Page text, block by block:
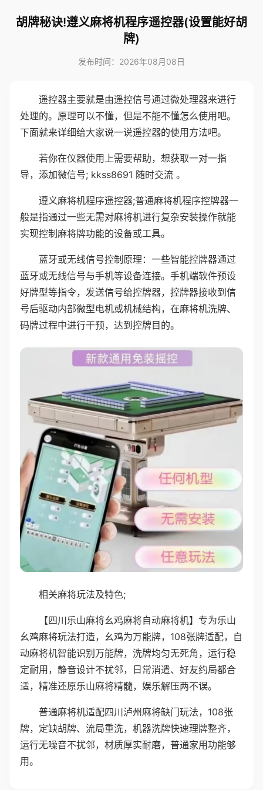
胡牌秘诀!遵义麻将机程序遥控器(设置能好胡
牌)
发布时间：2026年08月08日
遥控器主要就是由遥控信号通过微处理器来进行
处理的。原理可以不懂，但是不能不懂怎么使用吧。
下面就来详细给大家说一说遥控器的使用方法吧。
若你在仪器使用上需要帮助，想获取一对一指
导，添加微信号; kkss8691 随时交流 。
遵义麻将机程序遥控器;普通麻将机程序控牌器一
般是指通过一些无需对麻将机进行复杂安装操作就能
实现控制麻将牌功能的设备或工具。
蓝牙或无线信号控制原理：一些智能控牌器通过
蓝牙或无线信号与手机等设备连接。手机端软件预设
好牌型等指令，发送信号给控牌器，控牌器接收到信
号后驱动内部微型电机或机械结构，在麻将机洗牌、
码牌过程中进行干预，达到控牌目的。
相关麻将玩法及特色;
【四川乐山麻将幺鸡麻将自动麻将机】专为乐山
幺鸡麻将玩法打造，幺鸡为万能牌，108张牌适配，自
动麻将机智能识别万能牌，洗牌均匀无死角，运行稳
定耐用，静音设计不扰邻，日常消遣、好友约局都合
适，精准还原乐山麻将精髓，娱乐解压两不误。
普通麻将机适配四川泸州麻将缺门玩法，108张
牌，定缺胡牌、流局重洗，机器洗牌快速理牌整齐，
运行无噪音不扰邻，材质厚实耐磨，普通家用功能够
用。